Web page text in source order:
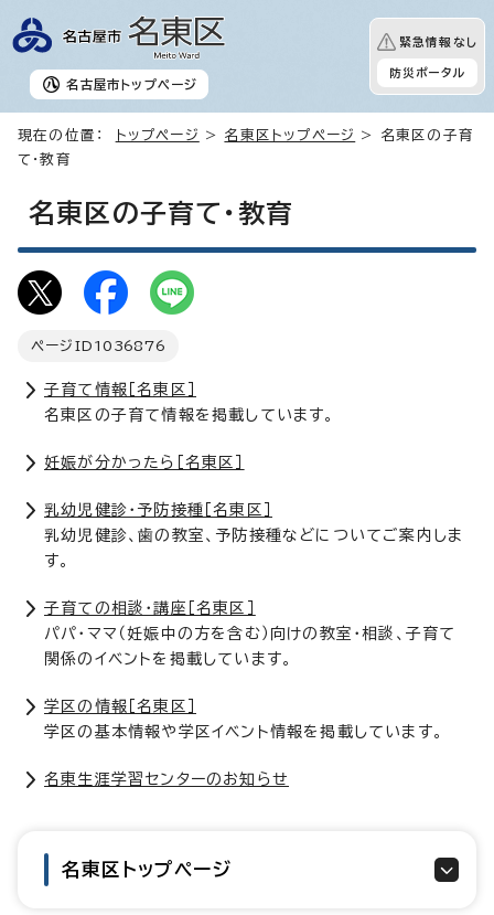
名古屋市 トップページ
緊急情報なし
防災ポータル
現在の位置： トップページ > 名東区トップページ
> 名東区の子育
て・教育
名東区の子育て・教育
ページID 1036876
子育て情報［名東区］
名東区の子育て情報を掲載しています。
妊娠が分かったら［名東区］
乳幼児健診・予防接種［名東区］
乳幼児健診、歯の教室、予防接種などについてご案内しま
す。
子育ての相談・講座［名東区］
パパ・ママ（妊娠中の方を含む）向けの教室・相談、子育て
関係のイベントを掲載しています。
学区の情報［名東区］
学区の基本情報や学区イベント情報を掲載しています。
名東生涯学習センターのお知らせ
名東区トップページ